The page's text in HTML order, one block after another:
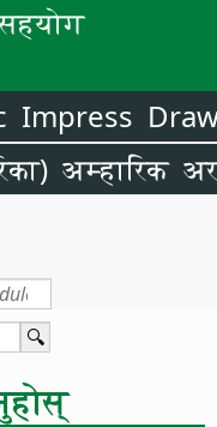
Impress
अम्हारिक